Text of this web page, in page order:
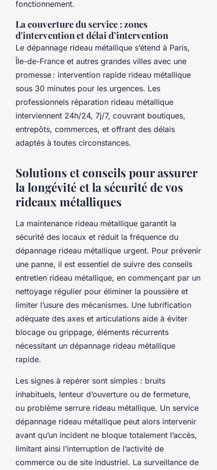
fonctionnement.
La couverture du service : zones
d'intervention et délai d’intervention
Le dépannage rideau métallique s’étend à Paris,
Île-de-France et autres grandes villes avec une
promesse : intervention rapide rideau métallique
sous 30 minutes pour les urgences. Les
professionnels réparation rideau métallique
interviennent 24h/24, 7j/7, couvrant boutiques,
entrepôts, commerces, et offrant des délais
adaptés à toutes circonstances.
Solutions et conseils pour assurer
la longévité et la sécurité de vos
rideaux métalliques
La maintenance rideau métallique garantit la
sécurité des locaux et réduit la fréquence du
dépannage rideau métallique urgent. Pour prévenir
une panne, il est essentiel de suivre des conseils
entretien rideau métallique, en commençant par un
nettoyage régulier pour éliminer la poussière et
limiter l’usure des mécanismes. Une lubrification
adéquate des axes et articulations aide à éviter
blocage ou grippage, éléments récurrents
nécessitant un dépannage rideau métallique
rapide.
Les signes à repérer sont simples : bruits
inhabituels, lenteur d’ouverture ou de fermeture,
ou problème serrure rideau métallique. Un service
dépannage rideau métallique peut alors intervenir
avant qu’un incident ne bloque totalement l’accès,
limitant ainsi l’interruption de l’activité de
commerce ou de site industriel. La surveillance de